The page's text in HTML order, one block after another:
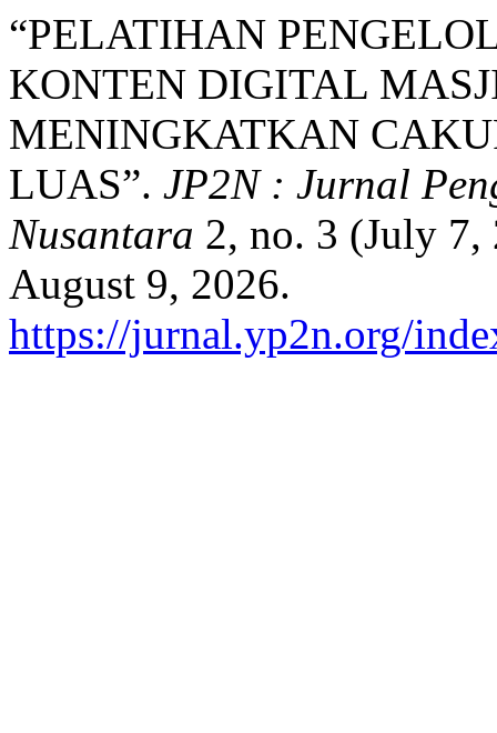
“PELATIHAN
KONTEN DIGITAL
MENINGKATKAN
LUAS”. JP2N : Jurnal
Nusantara 2, no. 3 (July 7,
August 9, 2026.
https://jurnal.yp2n.org/